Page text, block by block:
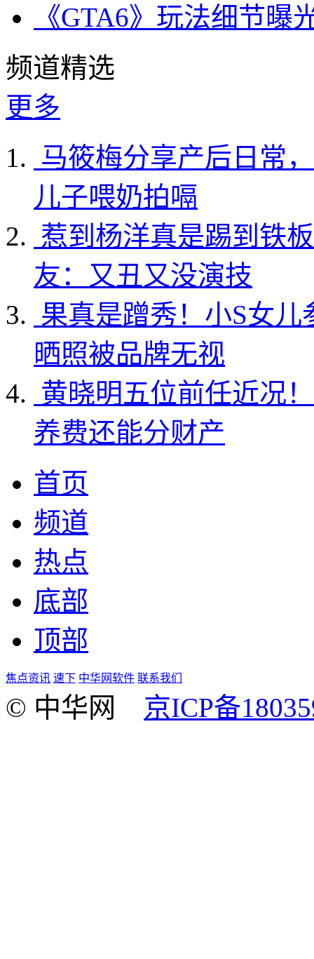
《GTA6》玩法细节
频道精选
更多
马筱梅分享产后日常
儿子喂奶拍嗝
惹到杨洋真是踢到铁
友：又丑又没演技
果真是蹭秀！小S女
晒照被品牌无视
黄晓明五位前任近况
养费还能分财产
首页
频道
热点
底部
顶部
焦点资讯 速下 中华网软件 联系我们
© 中华网 京ICP备